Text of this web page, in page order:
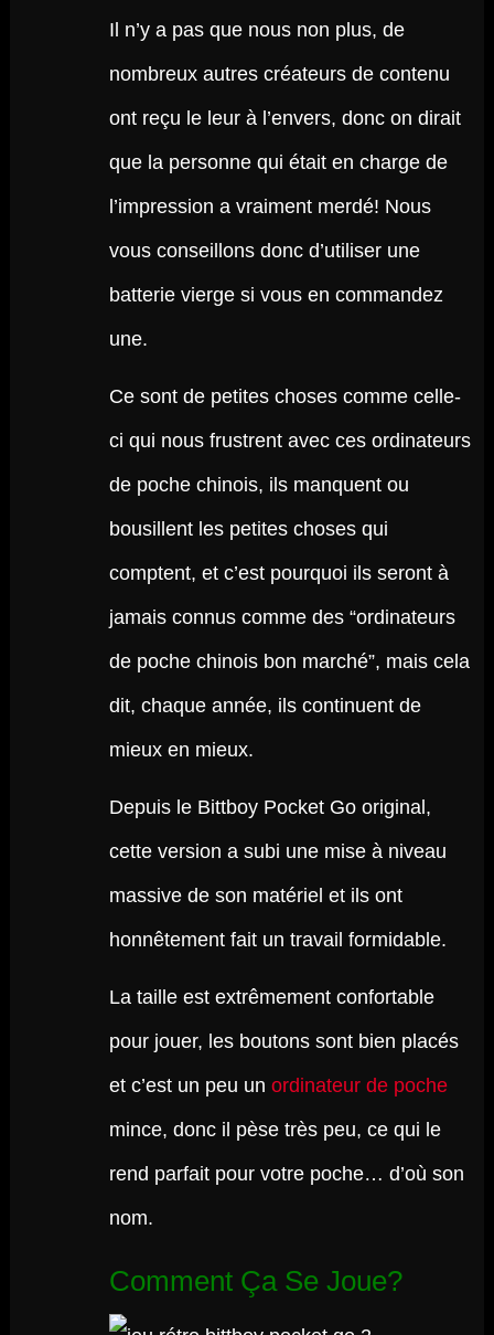
Il n’y a pas que nous non plus, de
nombreux autres créateurs de contenu
ont reçu le leur à l’envers, donc on dirait
que la personne qui était en charge de
l’impression a vraiment merdé! Nous
vous conseillons donc d’utiliser une
batterie vierge si vous en commandez
une.
Ce sont de petites choses comme celle-
ci qui nous frustrent avec ces ordinateurs
de poche chinois, ils manquent ou
bousillent les petites choses qui
comptent, et c’est pourquoi ils seront à
jamais connus comme des “ordinateurs
de poche chinois bon marché”, mais cela
dit, chaque année, ils continuent de
mieux en mieux.
Depuis le Bittboy Pocket Go original,
cette version a subi une mise à niveau
massive de son matériel et ils ont
honnêtement fait un travail formidable.
La taille est extrêmement confortable
pour jouer, les boutons sont bien placés
et c’est un peu un ordinateur de poche
mince, donc il pèse très peu, ce qui le
rend parfait pour votre poche… d’où son
nom.
Comment Ça Se Joue?